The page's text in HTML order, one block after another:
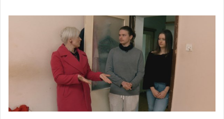
na katerih se jasno vidi, kako je videti njegova praznična miza.